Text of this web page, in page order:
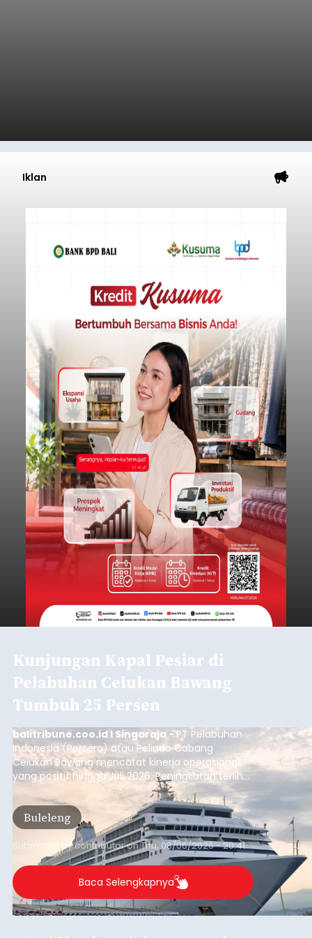
Iklan
Kunjungan Kapal Pesiar di
Pelabuhan Celukan Bawang
Tumbuh 25 Persen
balitribune.coo.id I Singaraja -PT Pelabuhan
Indonesia (Persero) atau Pelindo Cabang
Celukan Bawang mencatat kinerja operasional
yang positif hingga Juli 2026. Peningkatan terlihat
dari arus kapal yang mencapai 1,48 juta Gross
Tonnage (GT), atau tumbuh 12,4 persen
dibandingkan periode yang sama tahun lalu
yang tercatat sebesar 1,32 juta GT.
Buleleng
Submitted bycontributoronThu, 08/06/2026 - 20:41
Baca Selengkapnya